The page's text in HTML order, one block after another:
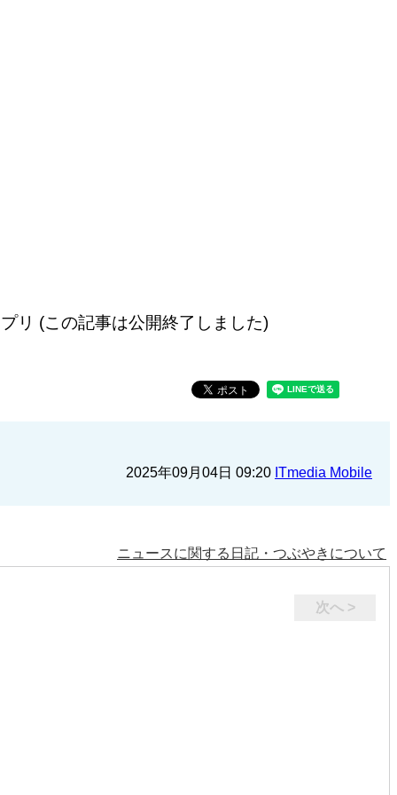
リ (この記事は公開終了しました)
2025年09月04日 09:20 ITmedia Mobile
ニュースに関する日記・つぶやきについて
次へ >